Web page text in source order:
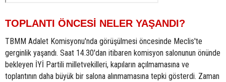
TOPLANTI ÖNCESİ NELER YAŞANDI?
TBMM Adalet Komisyonu'nda görüşülmesi öncesinde Meclis'te
gerginlik yaşandı. Saat 14.30'dan itibaren komisyon salonunun önünde
bekleyen İYİ Partili milletvekilleri, kapıların açılmamasına ve
toplantının daha büyük bir salona alınmamasına tepki gösterdi. Zaman